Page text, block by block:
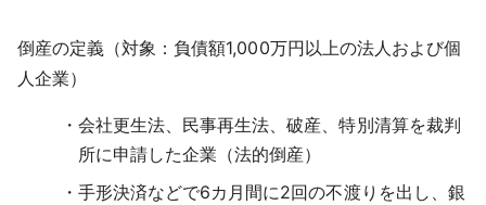
倒産の定義（対象：負債額1,000万円以上の法人および個
人企業）
会社更生法、民事再生法、破産、特別清算を裁判
所に申請した企業（法的倒産）
手形決済などで6カ月間に2回の不渡りを出し、銀